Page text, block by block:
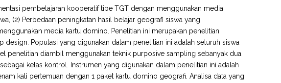
pembelajaran kooperatif tipe TGT dengan menggunakan media
(2) Perbedaan peningkatan hasil belajar geografi siswa yang
media kartu domino. Penelitian ini merupakan penelitian
Populasi yang digunakan dalam penelitian ini adalah seluruh siswa
penelitian diambil menggunakan teknik purposive sampling sebanyak dua
kelas kontrol. Instrumen yang digunakan dalam penelitian ini adalah
kali pertemuan dengan 1 paket kartu domino geografi. Analisa data yang